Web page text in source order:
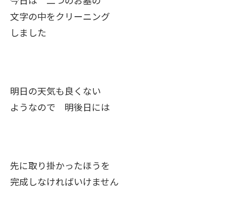
文字の中をクリーニング
しました
明日の天気も良くない
ようなので 明後日には
先に取り掛かったほうを
完成しなければいけません